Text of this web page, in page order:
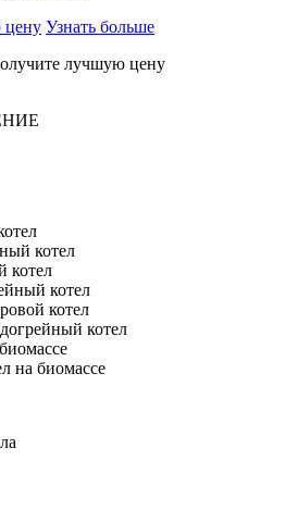
цену Узнать больше
котел
котел
котел
котел
котел
на биомассе